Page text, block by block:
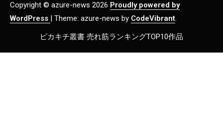
Copyright © azure-news 2026 Proudly powered by
WordPress
Theme: azure-news by CodeVibrant.
ピカキチ叢書 売れ筋ランキングTOP10作品